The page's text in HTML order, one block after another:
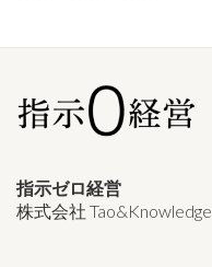
指示ゼロ経営
株式会社 Tao&Knowledge